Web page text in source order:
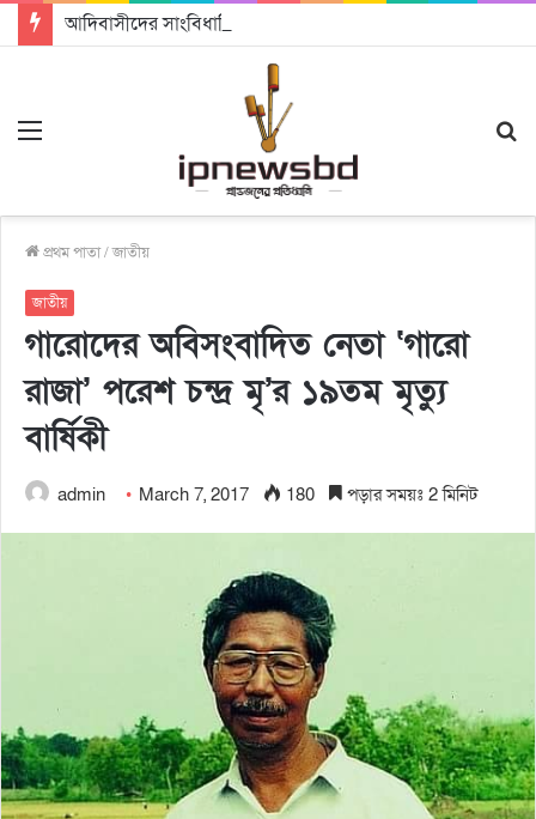
প্রথম পাতা/জাতীয়
জাতীয়
গারোদের অবিসংবাদিত নেতা ‘গারো
রাজা’ পরেশ চন্দ্র মৃ’র ১৯তম মৃত্যু
বার্ষিকী
admin March 7, 2017 180 পড়ার সময়ঃ 2 মিনিট